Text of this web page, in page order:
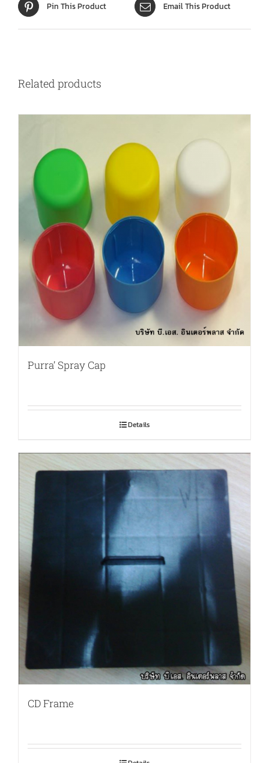
Pin This Product Email This Product
Related products
Purra’ Spray Cap
Details
CD Frame